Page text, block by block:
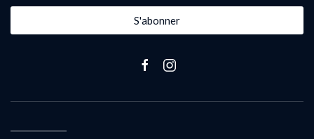
S'abonner